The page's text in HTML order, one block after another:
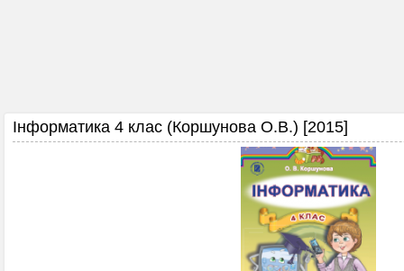
Інформатика 4 клас (Коршунова О.В.) [2015]